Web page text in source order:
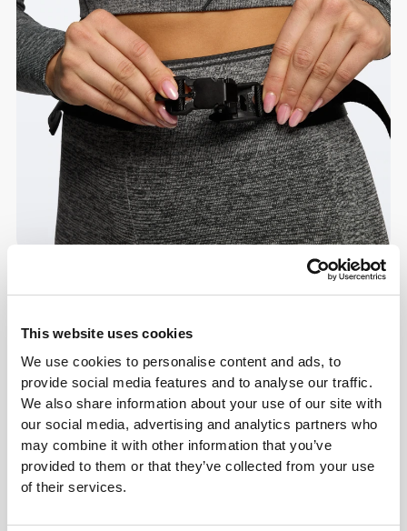
This website uses cookies
We use cookies to personalise content and ads, to
provide social media features and to analyse our traffic.
We also share information about your use of our site with
our social media, advertising and analytics partners who
may combine it with other information that you’ve
provided to them or that they’ve collected from your use
of their services.